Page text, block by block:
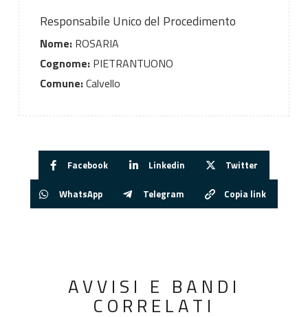
Responsabile Unico del Procedimento
Nome:ROSARIA
Cognome:PIETRANTUONO
Comune:Calvello
Facebook Linkedin Twitter
WhatsApp Telegram Copia link
AVVISI E BANDI
CORRELATI